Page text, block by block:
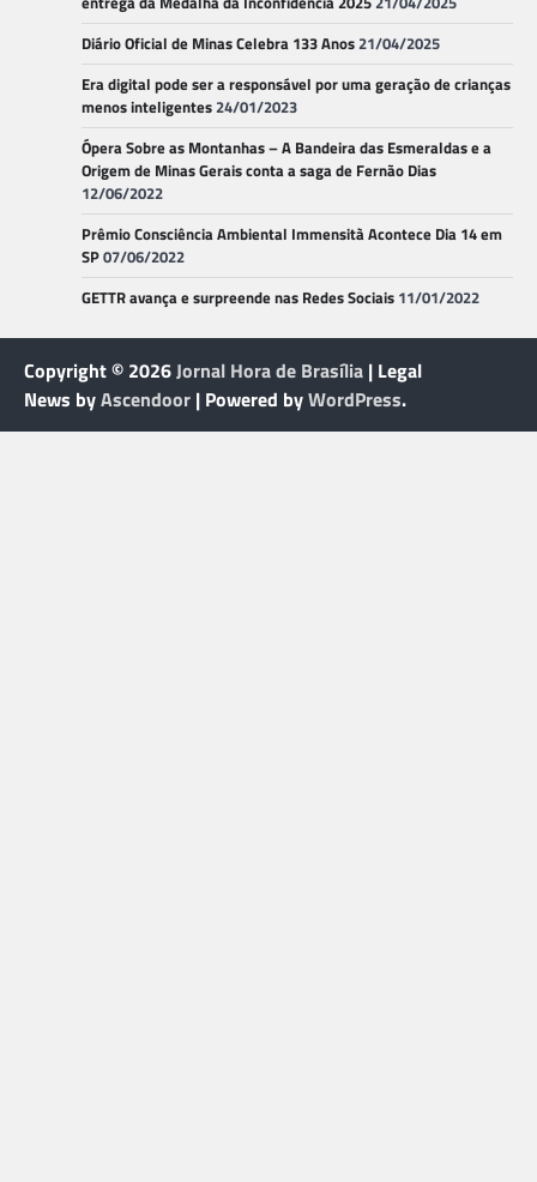
Diário Oficial de Minas Celebra 133 Anos21/04/2025
Era digital pode ser a responsável por uma geração de crianças
menos inteligentes24/01/2023
Ópera Sobre as Montanhas – A Bandeira das Esmeraldas e a
Origem de Minas Gerais conta a saga de Fernão Dias
12/06/2022
Prêmio Consciência Ambiental Immensità Acontece Dia 14 em
SP07/06/2022
GETTR avança e surpreende nas Redes Sociais 11/01/2022
Copyright © 2026Jornal Hora de Brasília | Legal
News byAscendoor | Powered byWordPress.